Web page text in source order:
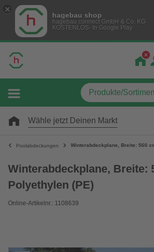
hagebau shop
hagebau connect GmbH & Co. KG
KOSTENLOS- In Google Play
Wähle jetzt Deinen Markt
Poolabdeckungen Winterabdeckplane, Breite: 560
Winterabdeckplane, Breite:
Polyethylen (PE)
Online-Artikelnr.: 1108639